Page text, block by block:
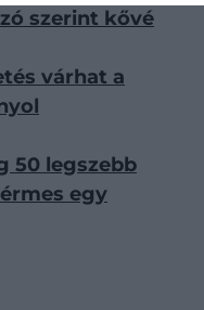
szerint kővé
várhat a
50 legszebb
egy